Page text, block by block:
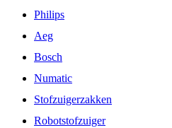
Philips
Aeg
Bosch
Numatic
Stofzuigerzakken
Robotstofzuiger